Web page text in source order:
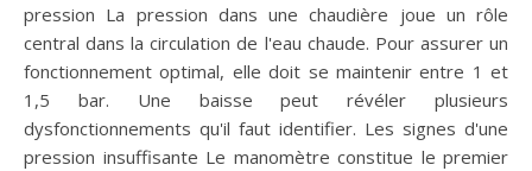
pression La pression dans une chaudière joue un rôle
central dans la circulation de l'eau chaude. Pour assurer un
fonctionnement optimal, elle doit se maintenir entre 1 et
1,5 bar. Une baisse peut révéler plusieurs
dysfonctionnements qu'il faut identifier. Les signes d'une
pression insuffisante Le manomètre constitue le premier